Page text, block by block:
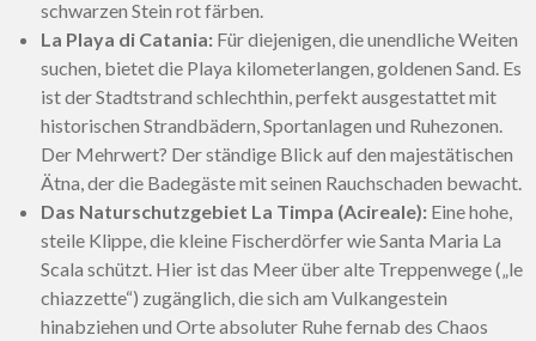
schwarzen Stein rot färben.
La Playa di Catania: Für diejenigen, die unendliche Weiten
suchen, bietet die Playa kilometerlangen, goldenen Sand. Es
ist der Stadtstrand schlechthin, perfekt ausgestattet mit
historischen Strandbädern, Sportanlagen und Ruhezonen.
Der Mehrwert? Der ständige Blick auf den majestätischen
Ätna, der die Badegäste mit seinen Rauchschaden bewacht.
Das Naturschutzgebiet La Timpa (Acireale): Eine hohe,
steile Klippe, die kleine Fischerdörfer wie Santa Maria La
Scala schützt. Hier ist das Meer über alte Treppenwege („le
chiazzette“) zugänglich, die sich am Vulkangestein
hinabziehen und Orte absoluter Ruhe fernab des Chaos